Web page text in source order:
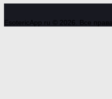
EsotericApp.ru © 2026. Все